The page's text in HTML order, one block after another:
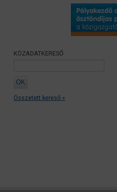
KÖZADATKERESŐ
Összetett kereső »